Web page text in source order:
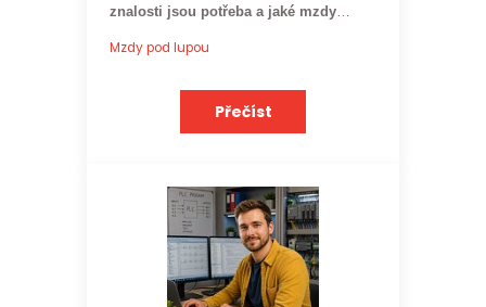
znalosti jsou potřeba a jaké mzdy
očekávat.
Mzdy pod lupou
Přečíst